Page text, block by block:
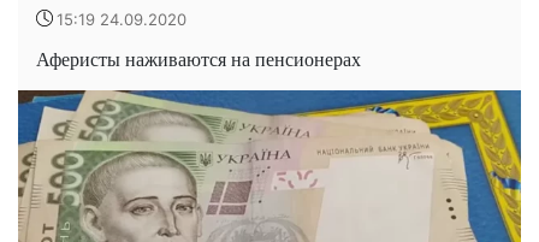
15:19 24.09.2020
Аферисты наживаются на пенсионерах